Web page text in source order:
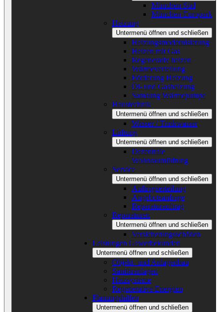
München-Süd
München-Europark
Heizung
Untermenü öffnen und schließen
Heizungsmodernisierung
Heizen mit Gas
Regenerativ heizen
Wärmeverteilung
Förderung Heizung
Öl- und Gasheizung
Samsung Wärmepumpe
Haustechnik
Untermenü öffnen und schließen
Wasser / Trinkwasser
Lüftung
Untermenü öffnen und schließen
Dezentrale
Wohnraumlüftung
Service
Untermenü öffnen und schließen
Auftragserteilung
Angebotsanfrage
Reparaturauftrag
Reparaturen
Untermenü öffnen und schließen
Versicherungsschäden
Leistungen Gewerbekunden
Untermenü öffnen und schließen
Objekt- und Anlagenbau
Sanitäranlagen
Heizsysteme
Regenerative Energien
Planungshilfen
Untermenü öffnen und schließen